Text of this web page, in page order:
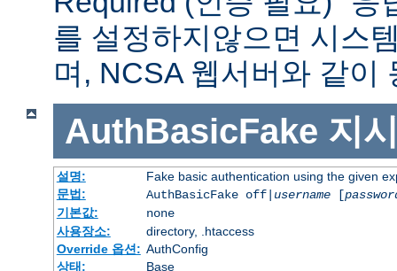
를 설정하지않으면 시스
며, NCSA 웹서버와 같이
AuthBasicFake 지
설명:
Fake basic authentication using the given
문법:
AuthBasicFake off| username[
기본값:
none
사용장소:
directory, .htaccess
Override 옵션: AuthConfig
상태:
Base